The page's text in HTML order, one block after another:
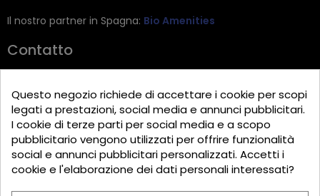
Il nostro partner in Spagna: Bio Amenities
Contatto
Zietenstr. 9
12244 Berlin
Tel: +49 (0)30 2357 3470
info@top-amenities.com
Questo negozio richiede di accettare i cookie per scopi
legati a prestazioni, social media e annunci pubblicitari.
I cookie di terze parti per social media e a scopo
pubblicitario vengono utilizzati per offrire funzionalità
social e annunci pubblicitari personalizzati. Accetti i
cookie e l'elaborazione dei dati personali interessati?